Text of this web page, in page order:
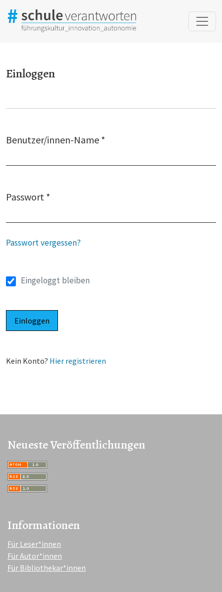
Einloggen
Einloggen
Benutzer/innen-Name *
Passwort *
Passwort vergessen?
Eingeloggt bleiben
Einloggen
Kein Konto? Hier registrieren
Neueste Veröffentlichungen
Informationen
Für Leser*innen
Für Autor*innen
Für Bibliothekar*innen